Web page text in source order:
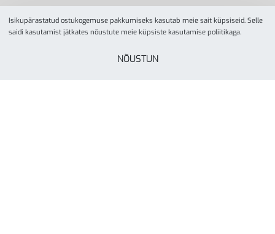
Isikupärastatud ostukogemuse pakkumiseks kasutab meie sait küpsiseid. Selle
saidi kasutamist jätkates nõustute meie küpsiste kasutamise poliitikaga.
NÕUSTUN